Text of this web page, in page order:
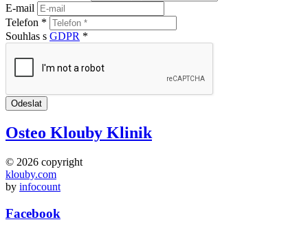
E-mail
Telefon *
Souhlas s GDPR *
Osteo Klouby Klinik
© 2026 copyright
klouby.com
by infocount
Facebook